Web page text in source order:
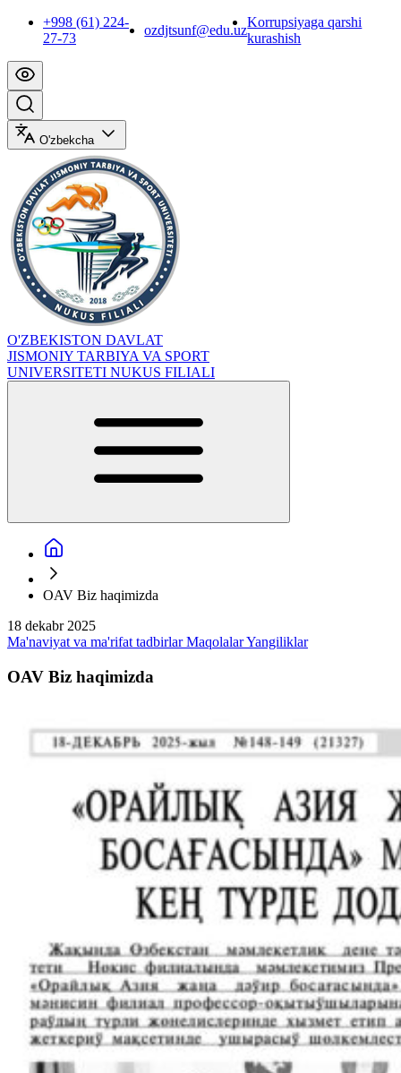
+998 (61) 224-
27-73
ozdjtsunf@edu.uz
Korrupsiyaga qarshi
kurashish
O'zbekcha
O'ZBEKISTON DAVLAT
JISMONIY TARBIYA VA SPORT
UNIVERSITETI NUKUS FILIALI
OAV Biz haqimizda
18 dekabr 2025
Ma'naviyat va ma'rifat tadbirlarMaqolalarYangiliklar
OAV Biz haqimizda